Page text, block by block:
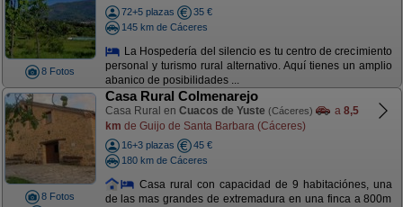
8 Fotos
72+5 plazas
35 €
145 km de Cáceres
La Hospedería del silencio es tu centro de crecimiento
personal y turismo rural alternativo. Aquí tienes un amplio
abanico de posibilidades ...
8 Fotos
Casa Rural Colmenarejo
Casa Rural en Cuacos de Yuste (Cáceres) a 8,5
km de Guijo de Santa Barbara (Cáceres)
16+3 plazas
45 €
180 km de Cáceres
Casa rural con capacidad de 9 habitaciónes, una
de las mas grandes de extremadura en una finca a 800m